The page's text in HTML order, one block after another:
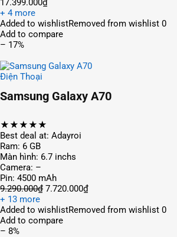
17.399.000₫
+ 4 more
Added to wishlistRemoved from wishlist 0
Add to compare
– 17%
Điện Thoại
Samsung Galaxy A70
★★★★★
Best deal at: Adayroi
Ram: 6 GB
Màn hình: 6.7 inchs
Camera: –
Pin: 4500 mAh
9.290.000₫ 7.720.000₫
+ 13 more
Added to wishlistRemoved from wishlist 0
Add to compare
– 8%